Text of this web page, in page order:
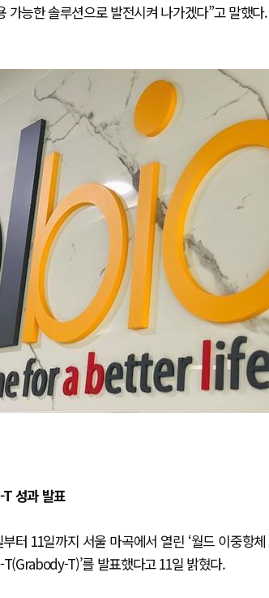
가능한 솔루션으로 발전시켜 나가겠다”고 말했다.
성과 발표
터 11일까지 서울 마곡에서 열린 ‘월드 이중항
T)’를 발표했다고 11일 밝혔다.